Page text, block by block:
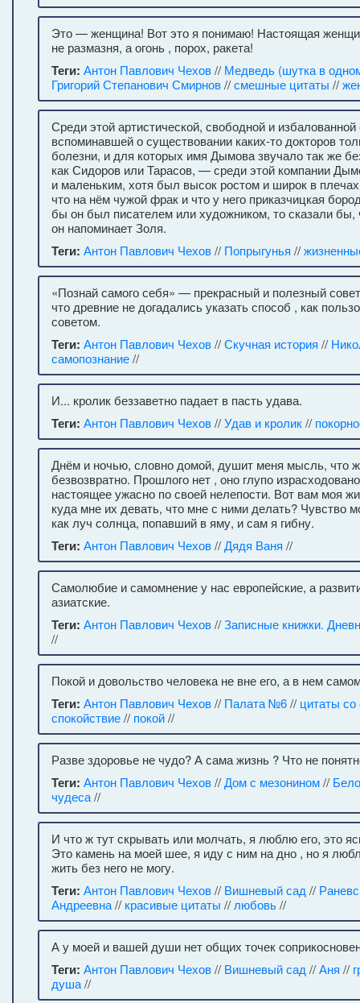
Это — женщина! Вот это я понимаю! Настоящая
не размазня, а огонь , порох, ракета!
Теги: Антон Павлович Чехов// Медведь (шутка в
Григорий Степанович Смирнов//смешные цитаты //
Среди этой артистической, свободной и
вспоминавшей о существовании каких-то докторов
болезни, и для которых имя Дымова звучало так же
как Сидоров или Тарасов, — среди этой компании
и маленьким, хотя был высок ростом и широк в
что на нём чужой фрак и что у него приказчицкая
бы он был писателем или художником, то сказали бы,
он напоминает Золя.
Теги: Антон Павлович Чехов// Попрыгунья //
«Познай самого себя» — прекрасный и полезный
что древние не догадались указать способ , как
советом.
Теги: Антон Павлович Чехов//Скучная история //
самопознание//
И... кролик беззаветно падает в пасть удава.
Теги: Антон Павлович Чехов//Удав и кролик//
Днём и ночью, словно домой, душит меня мысль, что
безвозвратно. Прошлого нет , оно глупо
настоящее ужасно по своей нелепости. Вот вам моя
куда мне их девать, что мне с ними делать? Чувство
как луч солнца, попавший в яму, и сам я гибну.
Теги: Антон Павлович Чехов//Дядя Ваня //
Самолюбие и самомнение у нас европейские, а
азиатские.
Теги: Антон Павлович Чехов//Записные книжки.
//
Покой и довольство человека не вне его, а в нем
Теги: Антон Павлович Чехов// Палата №6// цитаты
спокойствие// покой//
Разве здоровье не чудо? А сама жизнь ? Что не
Теги: Антон Павлович Чехов//Дом с мезонином//
чудеса//
И что ж тут скрывать или молчать, я люблю его, это
Это камень на моей шее, я иду с ним на дно , но я
жить без него не могу.
Теги: Антон Павлович Чехов// Вишневый сад //
Андреевна// красивые цитаты // любовь//
А у моей и вашей души нет общих точек
Теги: Антон Павлович Чехов// Вишневый сад //Аня //
душа//